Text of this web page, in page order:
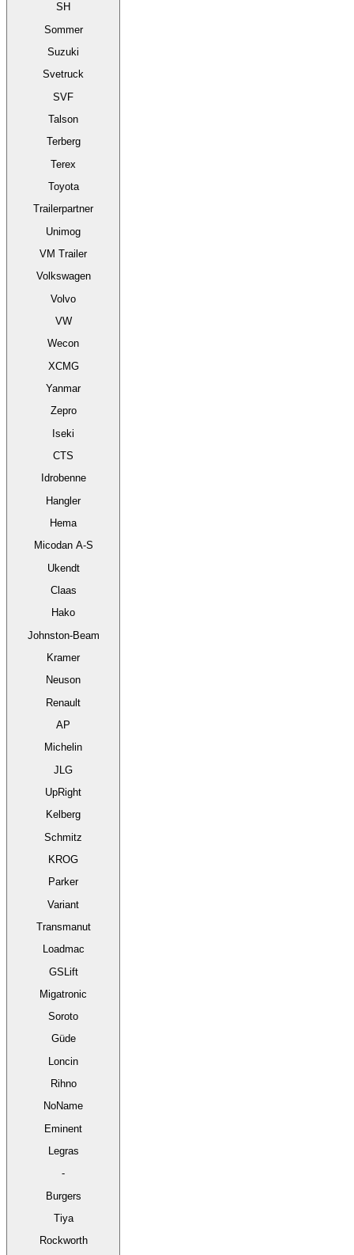
SH
Sommer
Suzuki
Svetruck
SVF
Talson
Terberg
Terex
Toyota
Trailerpartner
Unimog
VM Trailer
Volkswagen
Volvo
VW
Wecon
XCMG
Yanmar
Zepro
Iseki
CTS
Idrobenne
Hangler
Hema
Micodan A-S
Ukendt
Claas
Hako
Johnston-Beam
Kramer
Neuson
Renault
AP
Michelin
JLG
UpRight
Kelberg
Schmitz
KROG
Parker
Variant
Transmanut
Loadmac
GSLift
Migatronic
Soroto
Güde
Loncin
Rihno
NoName
Eminent
Legras
-
Burgers
Tiya
Rockworth